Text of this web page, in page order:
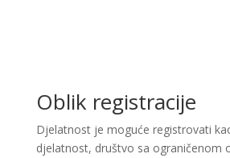
Oblik registracije
Djelatnost je moguće registrovati
djelatnost, društvo sa ograničenom